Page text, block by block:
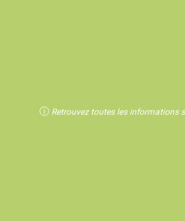
ⓘ Retrouvez toutes les informations